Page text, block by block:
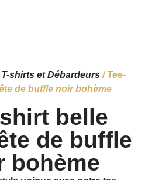
T-shirts et Débardeurs/ Tee-
de buffle noir bohème
belle
de buffle
bohème